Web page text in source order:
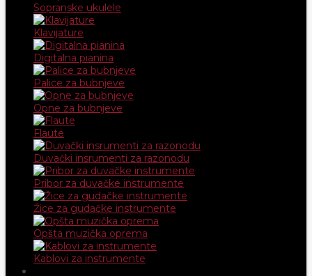
Sopranske ukulele
Klavijature
Digitalna pianina
Palice za bubnjeve
Opne za bubnjeve
Flaute
Duvački insrumenti za razonodu
Pribor za duvačke instrumente
Žice za gudačke instrumente
Opšta muzička oprema
Kablovi za instrumente